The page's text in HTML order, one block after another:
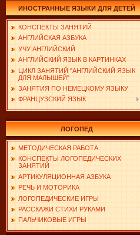
ИНОСТРАННЫЕ ЯЗЫКИ ДЛЯ ДЕТЕЙ
КОНСПЕКТЫ ЗАНЯТИЙ
АНГЛИЙСКАЯ АЗБУКА
УЧУ АНГЛИЙСКИЙ
АНГЛИЙСКИЙ ЯЗЫК В КАРТИНКАХ
ЦИКЛ ЗАНЯТИЙ "АНГЛИЙСКИЙ ЯЗЫК
ДЛЯ МАЛЫШЕЙ"
ЗАНЯТИЯ ПО НЕМЕЦКОМУ ЯЗЫКУ
ФРАНЦУЗСКИЙ ЯЗЫК
ЛОГОПЕД
МЕТОДИЧЕСКАЯ РАБОТА
КОНСПЕКТЫ ЛОГОПЕДИЧЕСКИХ
ЗАНЯТИЙ
АРТИКУЛЯЦИОННАЯ АЗБУКА
РЕЧЬ И МОТОРИКА
ЛОГОПЕДИЧЕСКИЕ ИГРЫ
РАССКАЖИ СТИХИ РУКАМИ
ПАЛЬЧИКОВЫЕ ИГРЫ